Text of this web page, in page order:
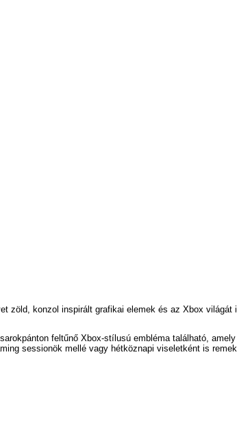
konzol inspirált grafikai elemek és az Xbox
feltűnő Xbox-stílusú embléma található,
sessionök mellé vagy hétköznapi viseletként is